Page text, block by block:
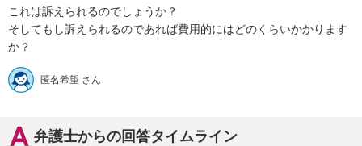
これは訴えられるのでしょうか？
そしてもし訴えられるのであれば費用的にはどのくらいかかります
か？
匿名希望 さん
弁護士からの回答タイムライン